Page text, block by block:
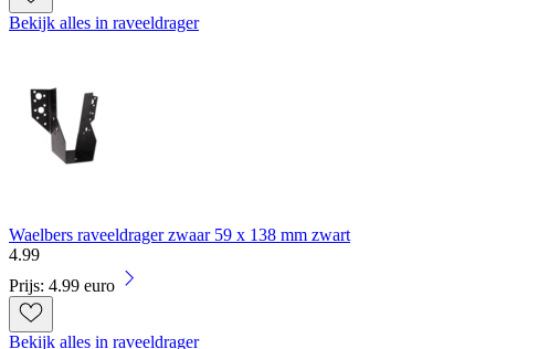
Bekijk alles in raveeldrager
Waelbers raveeldrager zwaar 59 x 138 mm zwart
4.99
Prijs: 4.99 euro
Bekijk alles in raveeldrager